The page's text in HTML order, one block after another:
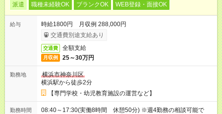
派遣 職種未経験OK ブランクOK WEB登録・面接OK
給与
時給1800円 月収例 288,000円
交通費別途支給あり
交通費 全額支給
月収例 25～30万円
勤務地
横浜市神奈川区
横浜駅から徒歩2分
【専門学校・幼児教育施設の運営など】
勤務時間
08:40～17:30(実働8時間 休憩50分) ※週4勤務の相談可能で